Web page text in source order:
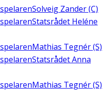
Solveig Zander (C)
Statsrådet Heléne
Mathias Tegnér (S)
Statsrådet Anna
Mathias Tegnér (S)